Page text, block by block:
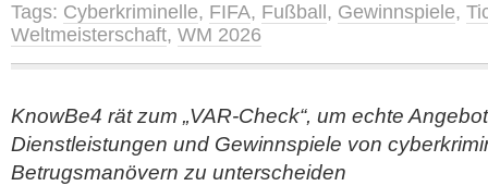
Tags: Cyberkriminelle, FIFA, Fußball , Gewinnspiele,
Weltmeisterschaft, WM 2026
KnowBe4 rät zum „VAR-Check“, um echte
Dienstleistungen und Gewinnspiele von
Betrugsmanövern zu unterscheiden